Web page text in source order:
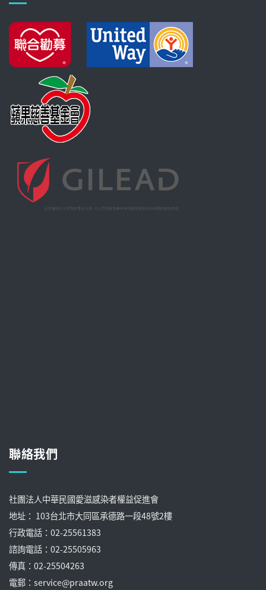
聯絡我們
社團法人中華民國愛滋感染者權益促進會
地址： 103台北市大同區承德路一段48號2樓
行政電話：02-25561383
諮詢電話：02-25505963
傳真：02-25504263
電郵：service@praatw.org